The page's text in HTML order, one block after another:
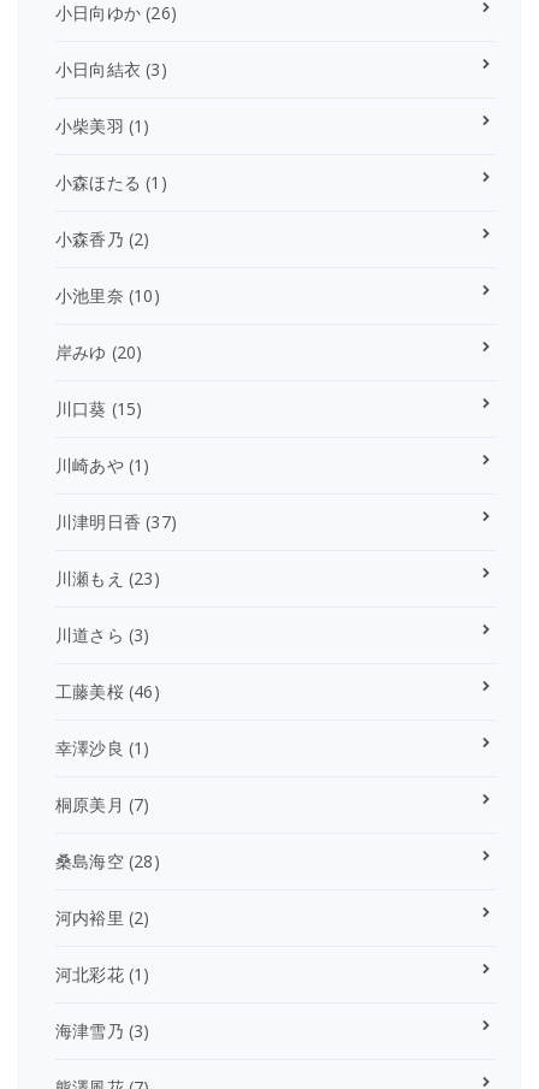
小日向ゆか (26)
小日向結衣 (3)
小柴美羽 (1)
小森ほたる (1)
小森香乃 (2)
小池里奈 (10)
岸みゆ (20)
川口葵 (15)
川崎あや(1)
川津明日香 (37)
川瀬もえ (23)
川道さら (3)
工藤美桜(46)
幸澤沙良 (1)
桐原美月 (7)
桑島海空(28)
河内裕里 (2)
河北彩花(1)
海津雪乃 (3)